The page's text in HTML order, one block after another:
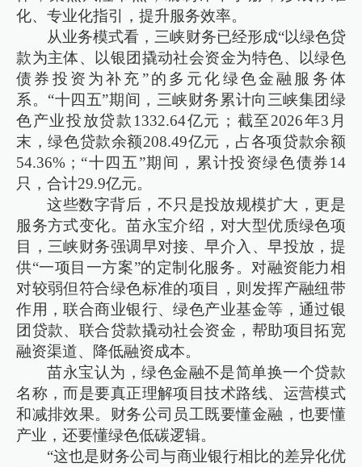
化、专业化指引，提升服务效率。
从业务模式看，三峡财务已经形成“以绿色贷
款为主体、以银团撬动社会资金为特色、以绿色
债券投资为补充”的多元化绿色金融服务体
系。“十四五”期间，三峡财务累计向三峡集团绿
色产业投放贷款1332.64亿元；截至2026年3月
末，绿色贷款余额208.49亿元，占各项贷款余额
54.36%；“十四五”期间，累计投资绿色债券14
只，合计29.9亿元。
这些数字背后，不只是投放规模扩大，更是
服务方式变化。苗永宝介绍，对大型优质绿色项
目，三峡财务强调早对接、早介入、早投放，提
供“一项目一方案”的定制化服务。对融资能力相
对较弱但符合绿色标准的项目，则发挥产融纽带
作用，联合商业银行、绿色产业基金等，通过银
团贷款、联合贷款撬动社会资金，帮助项目拓宽
融资渠道、降低融资成本。
苗永宝认为，绿色金融不是简单换一个贷款
名称，而是要真正理解项目技术路线、运营模式
和减排效果。财务公司员工既要懂金融，也要懂
产业，还要懂绿色低碳逻辑。
“这也是财务公司与商业银行相比的差异化优